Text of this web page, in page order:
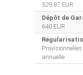
529.87 EUR
Dépôt de
640 EUR
annuelle